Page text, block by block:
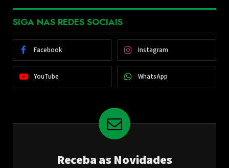
SIGA NAS REDES SOCIAIS
Facebook Instagram
YouTube WhatsApp
Receba as Novidades